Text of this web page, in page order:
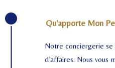
Qu'apporte Mon
Notre conciergerie se
d’affaires. Nous vous